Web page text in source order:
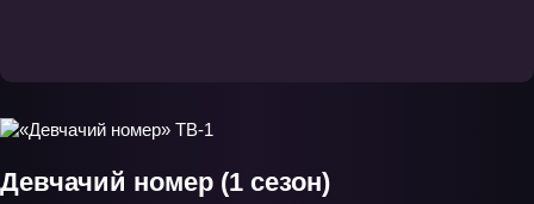
Девчачий номер (1 сезон)